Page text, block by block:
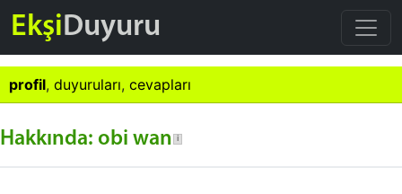
EkşiDuyuru
profil, duyuruları, cevapları
Hakkında: obi wan